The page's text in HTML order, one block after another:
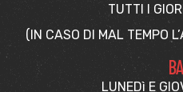
TUTTI I
(IN CASO DI MAL TEMPO
LUNEDì E